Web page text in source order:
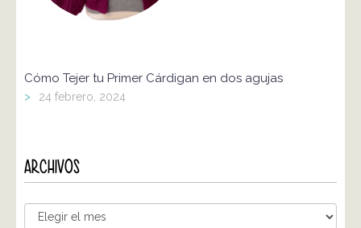
Cómo Tejer tu Primer Cárdigan en dos agujas
> 24 febrero, 2024
ARCHIVOS